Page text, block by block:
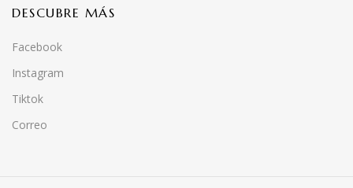
DESCUBRE MÁS
Facebook
Instagram
Tiktok
Correo